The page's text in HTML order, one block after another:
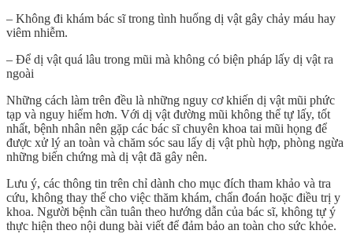
– Không đi khám bác sĩ trong tình huống dị vật gây chảy máu hay
viêm nhiễm.
– Để dị vật quá lâu trong mũi mà không có biện pháp lấy dị vật ra
ngoài
Những cách làm trên đều là những nguy cơ khiến dị vật mũi phức
tạp và nguy hiểm hơn. Với dị vật đường mũi không thể tự lấy, tốt
nhất, bệnh nhân nên gặp các bác sĩ chuyên khoa tai mũi họng để
được xử lý an toàn và chăm sóc sau lấy dị vật phù hợp, phòng ngừa
những biến chứng mà dị vật đã gây nên.
Lưu ý, các thông tin trên chỉ dành cho mục đích tham khảo và tra
cứu, không thay thế cho việc thăm khám, chẩn đoán hoặc điều trị y
khoa. Người bệnh cần tuân theo hướng dẫn của bác sĩ, không tự ý
thực hiện theo nội dung bài viết để đảm bảo an toàn cho sức khỏe.